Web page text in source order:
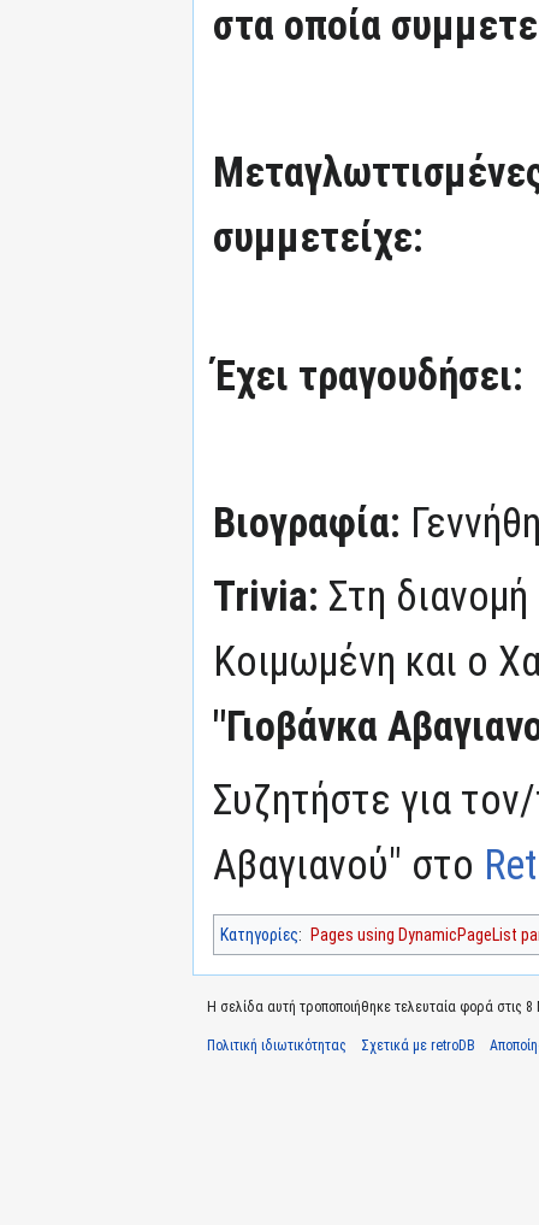
στα οποία
συμμετείχε:
Έχει τραγουδήσει:
Βιογραφία:
Trivia: Στη
Κοιμωμένη και ο
"Γιοβάνκα
Συζητήστε για
Αβαγιανού" στο
Κατηγορίες: Pages using DynamicPageList
Η σελίδα αυτή τροποποιήθηκε τελευταία φορά στις 8
Πολιτική ιδιωτικότητας Σχετικά με retroDB